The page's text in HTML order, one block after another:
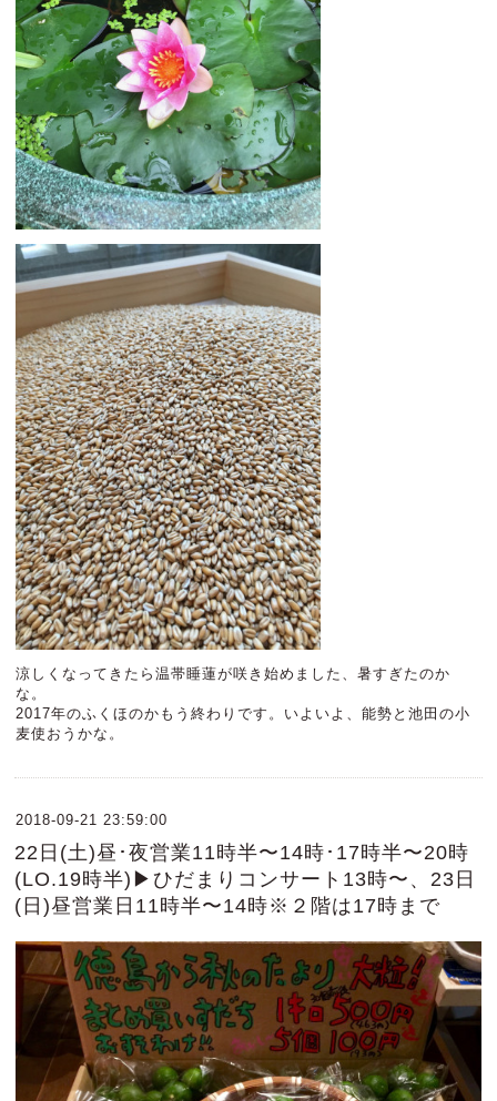
涼しくなってきたら温帯睡蓮が咲き始めました、暑すぎたのか
な。
2017年のふくほのかもう終わりです。いよいよ、能勢と池田の小
麦使おうかな。
2018-09-21 23:59:00
22日(土)昼･夜営業11時半〜14時･17時半〜20時
(LO.19時半)▶ひだまりコンサート13時〜、23日
(日)昼営業日11時半〜14時※２階は17時まで